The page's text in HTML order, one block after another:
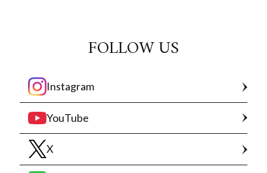
FOLLOW US
Instagram
YouTube
X